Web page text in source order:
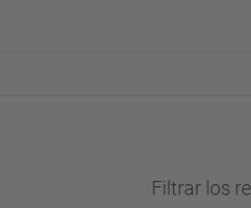
Filtrar los